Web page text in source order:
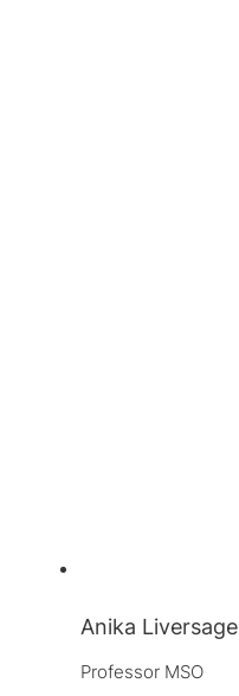
Anika Liversage
Professor MSO